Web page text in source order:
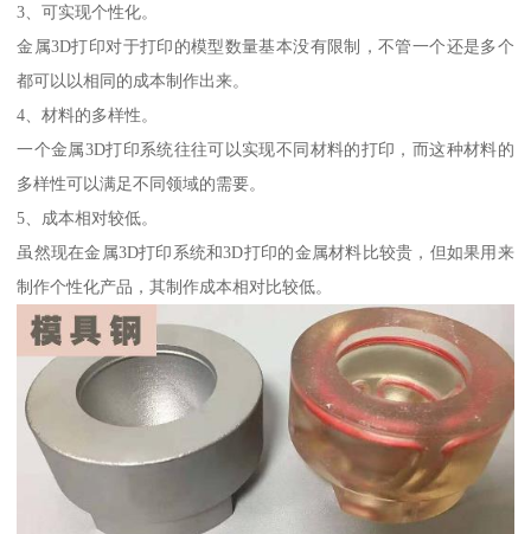
3、可实现个性化。
金属3D打印对于打印的模型数量基本没有限制，不管一个还是多个
都可以以相同的成本制作出来。
4、材料的多样性。
一个金属3D打印系统往往可以实现不同材料的打印，而这种材料的
多样性可以满足不同领域的需要。
5、成本相对较低。
虽然现在金属3D打印系统和3D打印的金属材料比较贵，但如果用来
制作个性化产品，其制作成本相对比较低。